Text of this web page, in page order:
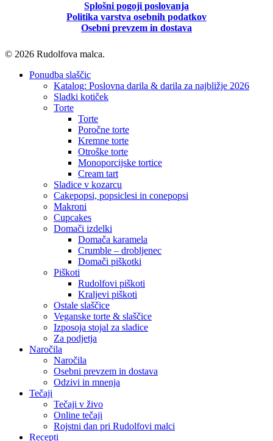
Splošni pogoji poslovanja
Politika varstva osebnih podatkov
Osebni prevzem in dostava
© 2026 Rudolfova malca.
Close
Ponudba slaščic
Katalog: Poslovna darila & darila za najbližje 2026
Sladki kotiček
Torte
Torte
Poročne torte
Kremne torte
Otroške torte
Monoporcijske tortice
Cream tart
Sladice v kozarcu
Cakepopsi, popsiclesi in conepopsi
Makroni
Cupcakes
Domači izdelki
Domača karamela
Crumble – drobljenec
Domači piškotki
Piškoti
Rudolfovi piškoti
Kraljevi piškoti
Ostale slaščice
Veganske torte & slaščice
Izposoja stojal za sladice
Za podjetja
Naročila
Naročila
Osebni prevzem in dostava
Odzivi in mnenja
Tečaji
Tečaji v živo
Online tečaji
Rojstni dan pri Rudolfovi malci
Recepti